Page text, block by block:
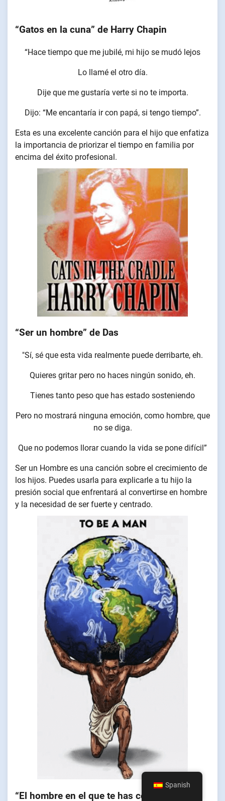
“Gatos en la cuna” de Harry Chapin
“Hace tiempo que me jubilé, mi hijo se mudó lejos
Lo llamé el otro día.
Dije que me gustaría verte si no te importa.
Dijo: “Me encantaría ir con papá, si tengo tiempo”.
Esta es una excelente canción para el hijo que enfatiza
la importancia de priorizar el tiempo en familia por
encima del éxito profesional.
“Ser un hombre” de Das
"Sí, sé que esta vida realmente puede derribarte, eh.
Quieres gritar pero no haces ningún sonido, eh.
Tienes tanto peso que has estado sosteniendo
Pero no mostrará ninguna emoción, como hombre, que
no se diga.
Que no podemos llorar cuando la vida se pone difícil”
Ser un Hombre es una canción sobre el crecimiento de
los hijos. Puedes usarla para explicarle a tu hijo la
presión social que enfrentará al convertirse en hombre
y la necesidad de ser fuerte y centrado.
“El hombre en el que te has convertido” de
Spanish